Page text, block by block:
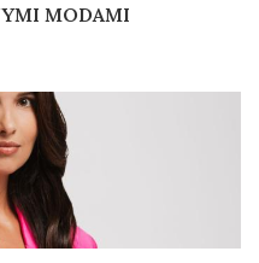
MODAMI